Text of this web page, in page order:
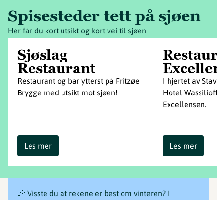
Spisesteder tett på sjøen
Her får du kort utsikt og kort vei til sjøen
Sjøslag
Restaurant
Restaurant og bar ytterst på Fritzøe
Brygge med utsikt mot sjøen!
Les mer
I hjertet av
Hotel
Excellensen.
Les mer
🦐 Visste du at rekene er best om vinteren? I